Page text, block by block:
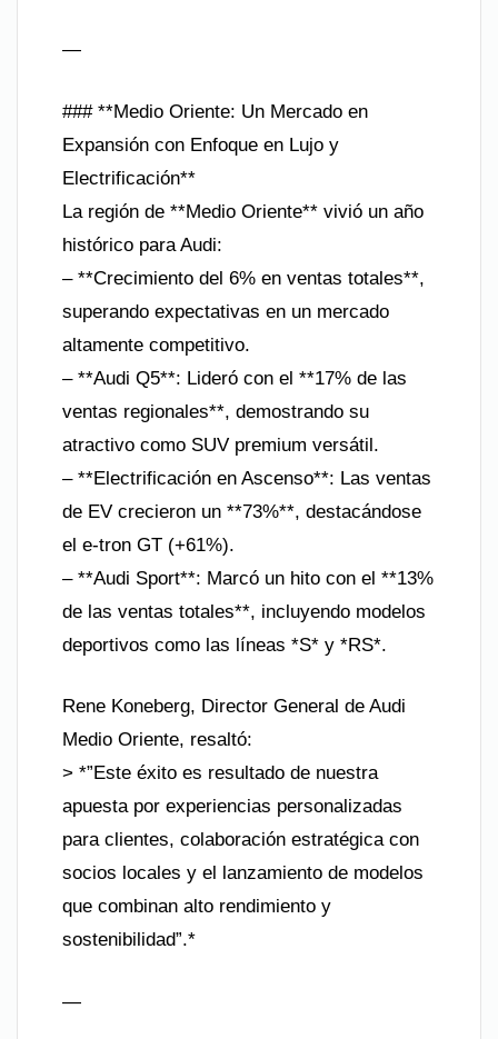
—
### **Medio Oriente: Un Mercado en
Expansión con Enfoque en Lujo y
Electrificación**
La región de **Medio Oriente** vivió un año
histórico para Audi:
– **Crecimiento del 6% en ventas totales**,
superando expectativas en un mercado
altamente competitivo.
– **Audi Q5**: Lideró con el **17% de las
ventas regionales**, demostrando su
atractivo como SUV premium versátil.
– **Electrificación en Ascenso**: Las ventas
de EV crecieron un **73%**, destacándose
el e-tron GT (+61%).
– **Audi Sport**: Marcó un hito con el **13%
de las ventas totales**, incluyendo modelos
deportivos como las líneas *S* y *RS*.
Rene Koneberg, Director General de Audi
Medio Oriente, resaltó:
> *”Este éxito es resultado de nuestra
apuesta por experiencias personalizadas
para clientes, colaboración estratégica con
socios locales y el lanzamiento de modelos
que combinan alto rendimiento y
sostenibilidad”.*
—